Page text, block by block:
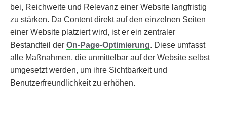
bei, Reichweite und Relevanz einer Website langfristig
zu stärken. Da Content direkt auf den einzelnen Seiten
einer Website platziert wird, ist er ein zentraler
Bestandteil der On-Page-Optimierung. Diese umfasst
alle Maßnahmen, die unmittelbar auf der Website selbst
umgesetzt werden, um ihre Sichtbarkeit und
Benutzerfreundlichkeit zu erhöhen.